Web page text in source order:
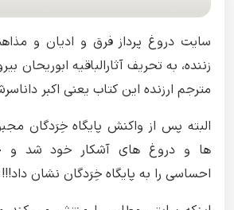
سایت دروغ پرداز فرق و ادیان و
زننده، به تحریف آثارالباقیه ابوریحان
مترجم ارزنده این کتاب یعنی اکبر
البته پس از واکنش پایگاه خِرَدگان
ها و دروغ های آشکار خود شد و
احساسی را به پایگاه خِرَدگان نشان داد!!!